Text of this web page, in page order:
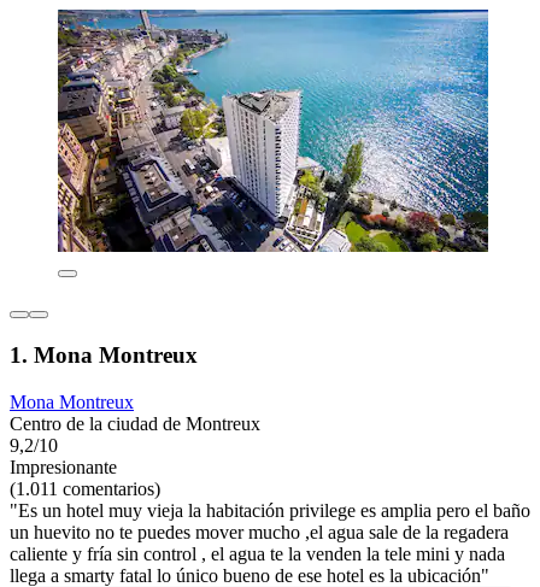
1. Mona Montreux
Mona Montreux
Centro de la ciudad de Montreux
9,2/10
Impresionante
(1.011 comentarios)
"Es un hotel muy vieja la habitación privilege es amplia pero el baño
un huevito no te puedes mover mucho ,el agua sale de la regadera
caliente y fría sin control , el agua te la venden la tele mini y nada
llega a smarty fatal lo único bueno de ese hotel es la ubicación"